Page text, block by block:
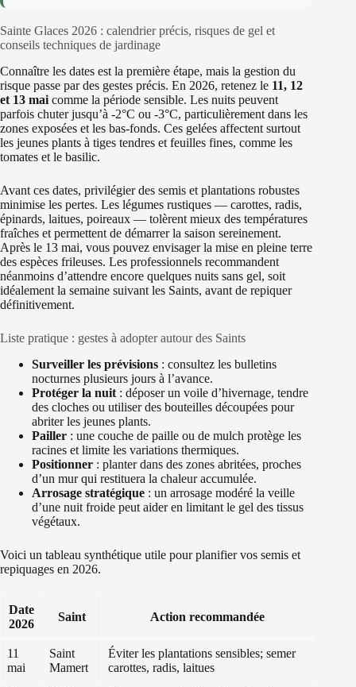
Sainte Glaces 2026 : calendrier précis, risques de gel et
conseils techniques de jardinage
Connaître les dates est la première étape, mais la gestion du
risque passe par des gestes précis. En 2026, retenez le 11, 12
et 13 mai comme la période sensible. Les nuits peuvent
parfois chuter jusqu’à -2°C ou -3°C, particulièrement dans les
zones exposées et les bas-fonds. Ces gelées affectent surtout
les jeunes plants à tiges tendres et feuilles fines, comme les
tomates et le basilic.
Avant ces dates, privilégier des semis et plantations robustes
minimise les pertes. Les légumes rustiques — carottes, radis,
épinards, laitues, poireaux — tolèrent mieux des températures
fraîches et permettent de démarrer la saison sereinement.
Après le 13 mai, vous pouvez envisager la mise en pleine terre
des espèces frileuses. Les professionnels recommandent
néanmoins d’attendre encore quelques nuits sans gel, soit
idéalement la semaine suivant les Saints, avant de repiquer
définitivement.
Liste pratique : gestes à adopter autour des Saints
Surveiller les prévisions : consultez les bulletins
nocturnes plusieurs jours à l’avance.
Protéger la nuit : déposer un voile d’hivernage, tendre
des cloches ou utiliser des bouteilles découpées pour
abriter les jeunes plants.
Pailler : une couche de paille ou de mulch protège les
racines et limite les variations thermiques.
Positionner : planter dans des zones abritées, proches
d’un mur qui restituera la chaleur accumulée.
Arrosage stratégique : un arrosage modéré la veille
d’une nuit froide peut aider en limitant le gel des tissus
végétaux.
Voici un tableau synthétique utile pour planifier vos semis et
repiquages en 2026.
Date
2026
Saint Action recommandée
11
mai
Saint
Mamert
Éviter les plantations sensibles; semer
carottes, radis, laitues